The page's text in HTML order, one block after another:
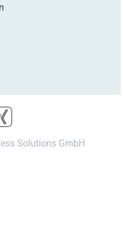
Solutions GmbH